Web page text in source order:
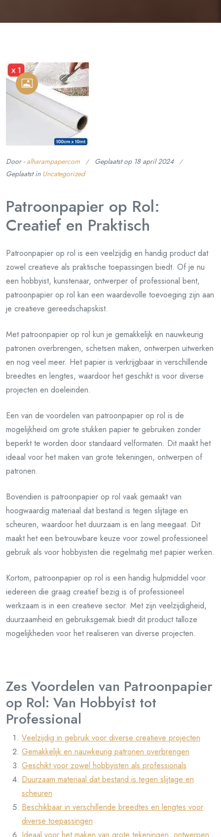
Door - alharampapercom Geplaatst op 18 april 2024
Geplaatst in Uncategorized
Patroonpapier op Rol:
Creatief en Praktisch
Patroonpapier op rol is een veelzijdig en handig product dat
zowel creatieve als praktische toepassingen biedt. Of je nu
een hobbyist, kunstenaar, ontwerper of professional bent,
patroonpapier op rol kan een waardevolle toevoeging zijn aan
je creatieve gereedschapskist.
Met patroonpapier op rol kun je gemakkelijk en nauwkeurig
patronen overbrengen, schetsen maken, ontwerpen uitwerken
en nog veel meer. Het papier is verkrijgbaar in verschillende
breedtes en lengtes, waardoor het geschikt is voor diverse
projecten en doeleinden.
Een van de voordelen van patroonpapier op rol is de
mogelijkheid om grote stukken papier te gebruiken zonder
beperkt te worden door standaard velformaten. Dit maakt het
ideaal voor het maken van grote tekeningen, ontwerpen of
patronen.
Bovendien is patroonpapier op rol vaak gemaakt van
hoogwaardig materiaal dat bestand is tegen slijtage en
scheuren, waardoor het duurzaam is en lang meegaat. Dit
maakt het een betrouwbare keuze voor zowel professioneel
gebruik als voor hobbyisten die regelmatig met papier werken.
Kortom, patroonpapier op rol is een handig hulpmiddel voor
iedereen die graag creatief bezig is of professioneel
werkzaam is in een creatieve sector. Met zijn veelzijdigheid,
duurzaamheid en gebruiksgemak biedt dit product talloze
mogelijkheden voor het realiseren van diverse projecten.
Zes Voordelen van Patroonpapier
op Rol: Van Hobbyist tot
Professional
Veelzijdig in gebruik voor diverse creatieve projecten
Gemakkelijk en nauwkeurig patronen overbrengen
Geschikt voor zowel hobbyisten als professionals
Duurzaam materiaal dat bestand is tegen slijtage en
scheuren
Beschikbaar in verschillende breedtes en lengtes voor
diverse toepassingen
Ideaal voor het maken van grote tekeningen, ontwerpen